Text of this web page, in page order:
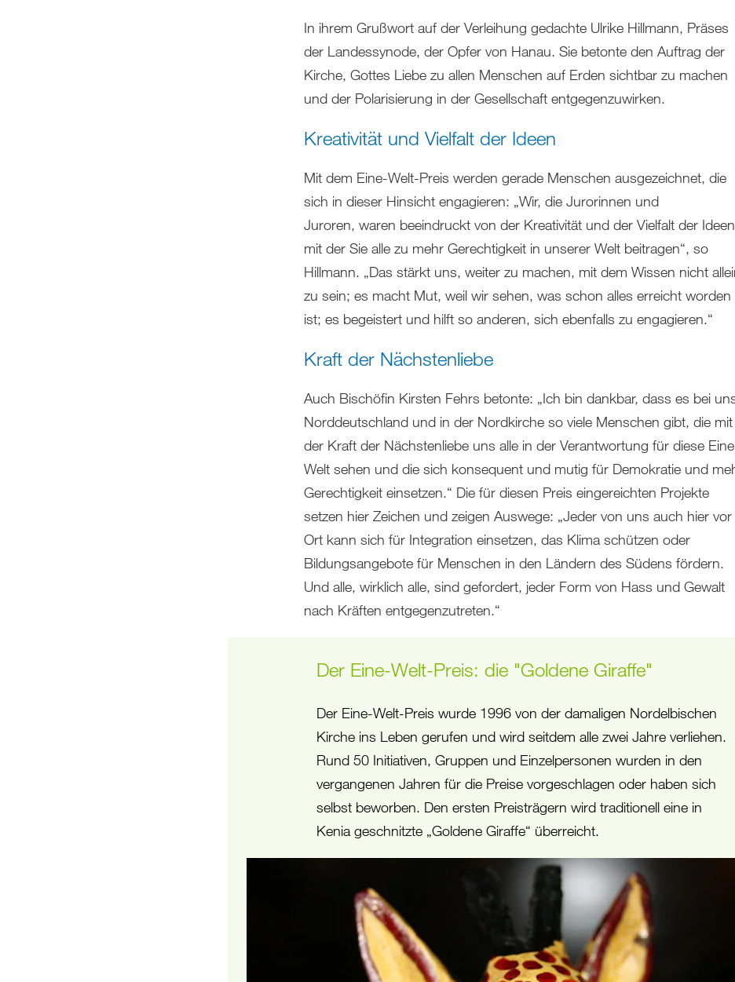
In ihrem Grußwort auf der Verleihung gedachte Ulrike Hillmann, Präses
der Landessynode, der Opfer von Hanau. Sie betonte den Auftrag der
Kirche, Gottes Liebe zu allen Menschen auf Erden sichtbar zu machen
und der Polarisierung in der Gesellschaft entgegenzuwirken.
Kreativität und Vielfalt der Ideen
Mit dem Eine-Welt-Preis werden gerade Menschen ausgezeichnet, die
sich in dieser Hinsicht engagieren: „Wir, die Jurorinnen und
Juroren, waren beeindruckt von der Kreativität und der Vielfalt der
mit der Sie alle zu mehr Gerechtigkeit in unserer Welt beitragen“, so
Hillmann. „Das stärkt uns, weiter zu machen, mit dem Wissen nicht
zu sein; es macht Mut, weil wir sehen, was schon alles erreicht worden
ist; es begeistert und hilft so anderen, sich ebenfalls zu engagieren.“
Kraft der Nächstenliebe
Auch Bischöfin Kirsten Fehrs betonte: „Ich bin dankbar, dass es bei
Norddeutschland und in der Nordkirche so viele Menschen gibt, die mit
der Kraft der Nächstenliebe uns alle in der Verantwortung für diese Eine
Welt sehen und die sich konsequent und mutig für Demokratie und
Gerechtigkeit einsetzen.“ Die für diesen Preis eingereichten Projekte
setzen hier Zeichen und zeigen Auswege: „Jeder von uns auch hier vor
Ort kann sich für Integration einsetzen, das Klima schützen oder
Bildungsangebote für Menschen in den Ländern des Südens fördern.
Und alle, wirklich alle, sind gefordert, jeder Form von Hass und Gewalt
nach Kräften entgegenzutreten.“
Der Eine-Welt-Preis: die "Goldene Giraffe"
Der Eine-Welt-Preis wurde 1996 von der damaligen Nordelbischen
Kirche ins Leben gerufen und wird seitdem alle zwei Jahre verliehen.
Rund 50 Initiativen, Gruppen und Einzelpersonen wurden in den
vergangenen Jahren für die Preise vorgeschlagen oder haben sich
selbst beworben. Den ersten Preisträgern wird traditionell eine in
Kenia geschnitzte „Goldene Giraffe“ überreicht.